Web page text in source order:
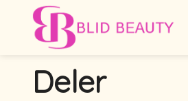
innholdet
Deler